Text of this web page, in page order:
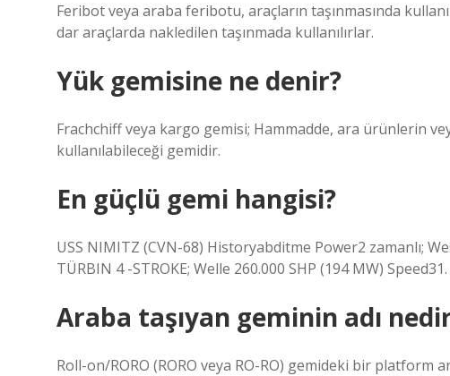
Feribot veya araba feribotu, araçların taşınmasında
dar araçlarda nakledilen taşınmada kullanılırlar.
Yük gemisine ne denir?
Frachchiff veya kargo gemisi; Hammadde, ara ürünlerin
kullanılabileceği gemidir.
En güçlü gemi hangisi?
USS NIMITZ (CVN-68) Historyabditme Power2 zamanlı;
TÜRBIN 4 -STROKE; Welle 260.000 SHP (194 MW) Speed31.
Araba taşıyan geminin adı
Roll-on/RORO (RORO veya RO-RO) gemideki bir platform